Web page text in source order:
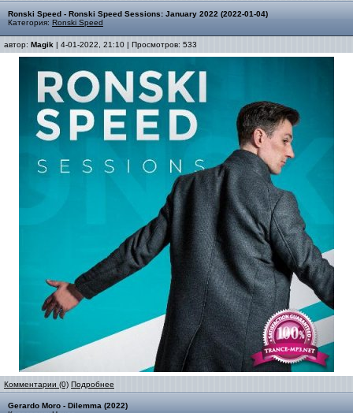
Ronski Speed - Ronski Speed Sessions: January 2022 (2022-01-04)
Категория: Ronski Speed
автор: Magik | 4-01-2022, 21:10 | Просмотров: 533
Комментарии (0) Подробнее
Gerardo Moro - Dilemma (2022)